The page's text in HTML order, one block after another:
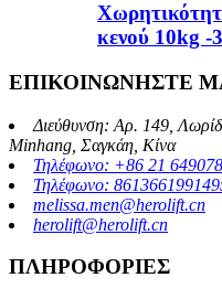
κενού 10kg -
ΕΠΙΚΟΙΝΩΝΗΣΤΕ
Διεύθυνση: Αρ. 149,
Minhang, Σαγκάη, Κίνα
Τηλέφωνο: +86 21
Τηλέφωνο:
melissa.men@herolift.cn
herolift@herolift.cn
ΠΛΗΡΟΦΟΡΙΕΣ